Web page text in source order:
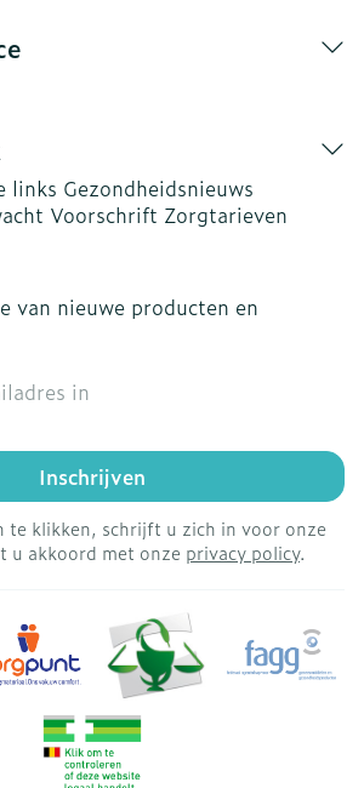
links Gezondheidsnieuws
Voorschrift Zorgtarieven
van nieuwe producten en
Inschrijven
te klikken, schrijft u zich in voor onze
u akkoord met onze privacy policy.